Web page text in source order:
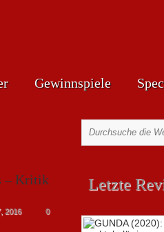
Gewinnspiele
– Kritik
2016
0
Letzte